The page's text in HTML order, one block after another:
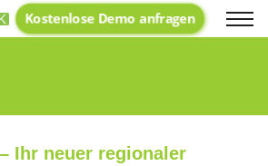
Kostenlose Demo anfragen
Ihr neuer regionaler